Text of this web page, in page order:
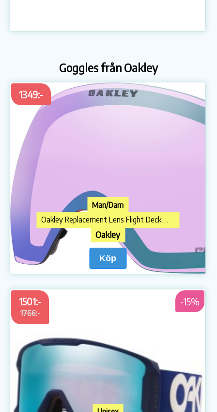
Goggles från Oakley
1349:-
Man/Dam
Oakley Replacement Lens Flight Deck M Prizm Iced Iridium
Oakley
Köp
1501:-
1766:-
-15%